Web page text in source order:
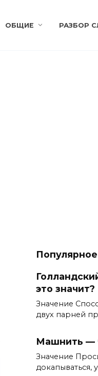
ОБЩИЕ РАЗБОР
Популярное
это значит?
Значение
двух парней
Машнить —
Значение
докапываться,